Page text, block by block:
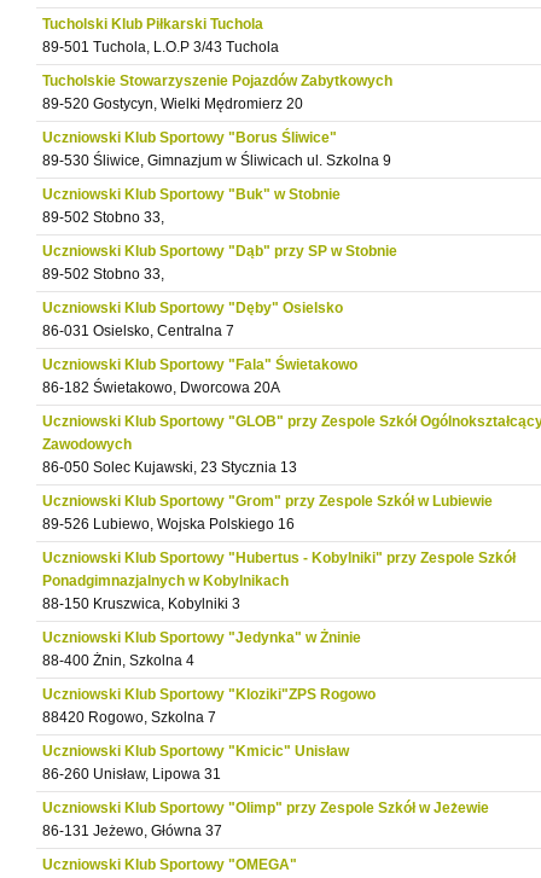
Tucholski Klub Piłkarski Tuchola
89-501 Tuchola, L.O.P 3/43 Tuchola
Tucholskie Stowarzyszenie Pojazdów Zabytkowych
89-520 Gostycyn, Wielki Mędromierz 20
Uczniowski Klub Sportowy "Borus Śliwice"
89-530 Śliwice, Gimnazjum w Śliwicach ul. Szkolna 9
Uczniowski Klub Sportowy "Buk" w Stobnie
89-502 Stobno 33,
Uczniowski Klub Sportowy "Dąb" przy SP w Stobnie
89-502 Stobno 33,
Uczniowski Klub Sportowy "Dęby" Osielsko
86-031 Osielsko, Centralna 7
Uczniowski Klub Sportowy "Fala" Świetakowo
86-182 Świetakowo, Dworcowa 20A
Uczniowski Klub Sportowy "GLOB" przy Zespole Szkół
Zawodowych
86-050 Solec Kujawski, 23 Stycznia 13
Uczniowski Klub Sportowy "Grom" przy Zespole Szkół w Lubiewie
89-526 Lubiewo, Wojska Polskiego 16
Uczniowski Klub Sportowy "Hubertus - Kobylniki" przy Zespole Szkół
Ponadgimnazjalnych w Kobylnikach
88-150 Kruszwica, Kobylniki 3
Uczniowski Klub Sportowy "Jedynka" w Żninie
88-400 Żnin, Szkolna 4
Uczniowski Klub Sportowy "Kloziki"ZPS Rogowo
88420 Rogowo, Szkolna 7
Uczniowski Klub Sportowy "Kmicic" Unisław
86-260 Unisław, Lipowa 31
Uczniowski Klub Sportowy "Olimp" przy Zespole Szkół w Jeżewie
86-131 Jeżewo, Główna 37
Uczniowski Klub Sportowy "OMEGA"